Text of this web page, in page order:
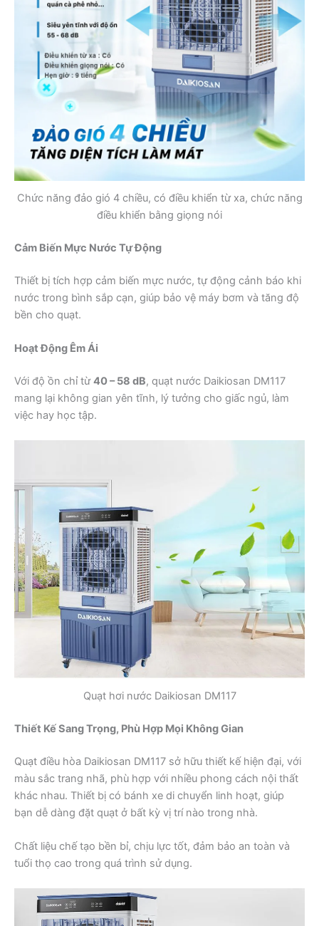
Chức năng đảo gió 4 chiều, có điều khiển từ xa, chức năng
điều khiển bằng giọng nói
Cảm Biến Mực Nước Tự Động
Thiết bị tích hợp cảm biến mực nước, tự động cảnh báo khi
nước trong bình sắp cạn, giúp bảo vệ máy bơm và tăng độ
bền cho quạt.
Hoạt Động Êm Ái
Với độ ồn chỉ từ40 – 58 dB, quạt nước Daikiosan DM117
mang lại không gian yên tĩnh, lý tưởng cho giấc ngủ, làm
việc hay học tập.
Quạt hơi nước Daikiosan DM117
Thiết Kế Sang Trọng, Phù Hợp Mọi Không Gian
Quạt điều hòa Daikiosan DM117 sở hữu thiết kế hiện đại, với
màu sắc trang nhã, phù hợp với nhiều phong cách nội thất
khác nhau. Thiết bị có bánh xe di chuyển linh hoạt, giúp
bạn dễ dàng đặt quạt ở bất kỳ vị trí nào trong nhà.
Chất liệu chế tạo bền bỉ, chịu lực tốt, đảm bảo an toàn và
tuổi thọ cao trong quá trình sử dụng.